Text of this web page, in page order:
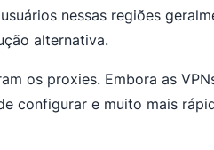
nessas regiões
alternativa.
os proxies. Embora as
configurar e muito mais